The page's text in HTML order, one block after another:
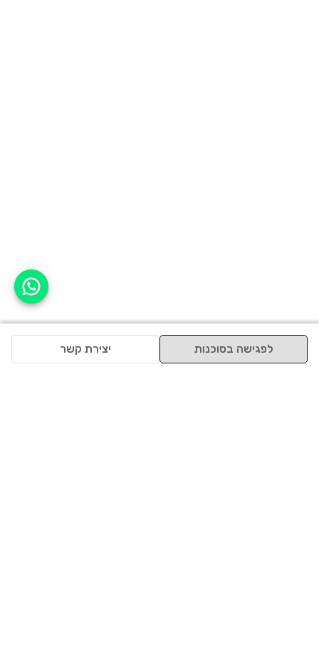
לפגישה בסוכנות יצירת קשר
אפשר לעזור?